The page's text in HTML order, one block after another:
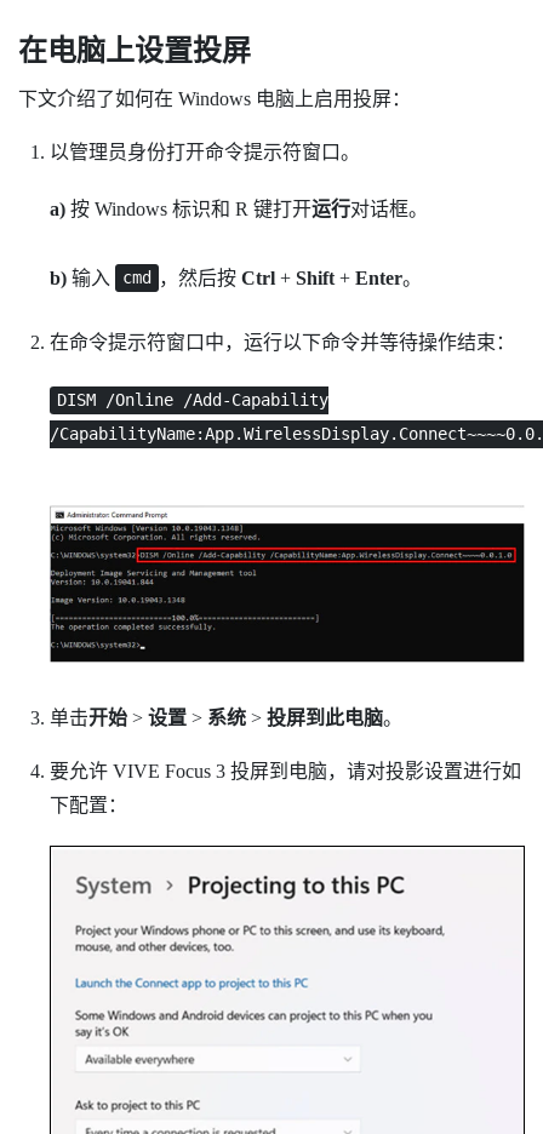
在电脑上设置投屏
下文介绍了如何在 Windows 电脑上启用投屏：
以管理员身份打开命令提示符窗口。
a)按 Windows 标识和 R 键打开运行对话框。
b)输入 cmd ，然后按Ctrl +Shift +Enter。
在命令提示符窗口中，运行以下命令并等待操作结束：
DISM /Online /Add-Capability
/
单击开始> 设置> 系统> 投屏到此电脑。
要允许 VIVE Focus 3投屏到电脑，请对投影设置进行如
下配置：